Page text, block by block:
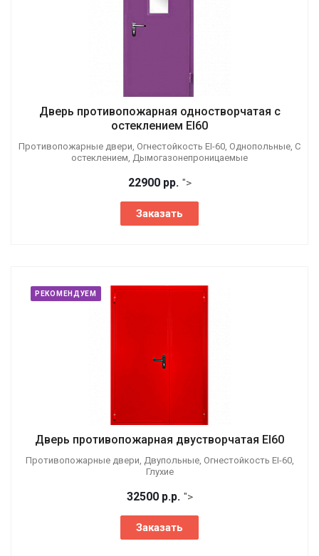
Дверь противопожарная одностворчатая с
остеклением EI60
Противопожарные двери, Огнестойкость EI-60, Однопольные, С
остеклением, Дымогазонепроницаемые
22900 рр. ">
Заказать
РЕКОМЕНДУЕМ
Дверь противопожарная двустворчатая EI60
Противопожарные двери, Двупольные, Огнестойкость EI-60,
Глухие
32500 р.р. ">
Заказать